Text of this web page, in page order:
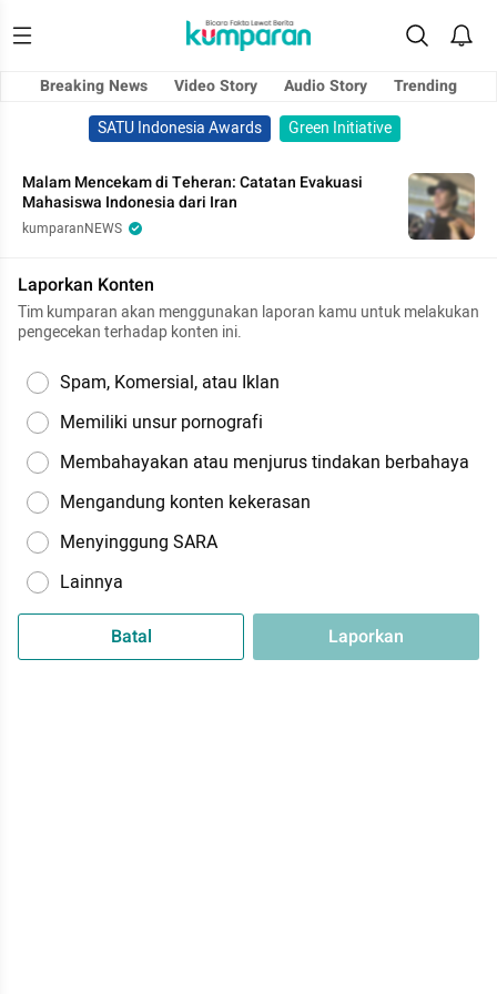
Breaking News Video Story Audio Story
Trending
SATU Indonesia Awards
Green Initiative
Malam Mencekam di Teheran: Catatan Evakuasi
Mahasiswa Indonesia dari Iran
kumparanNEWS
Laporkan Konten
Tim kumparan akan menggunakan laporan kamu untuk melakukan
pengecekan terhadap konten ini.
Spam, Komersial, atau Iklan
Memiliki unsur pornografi
Membahayakan atau menjurus tindakan berbahaya
Mengandung konten kekerasan
Menyinggung SARA
Lainnya
Batal Laporkan